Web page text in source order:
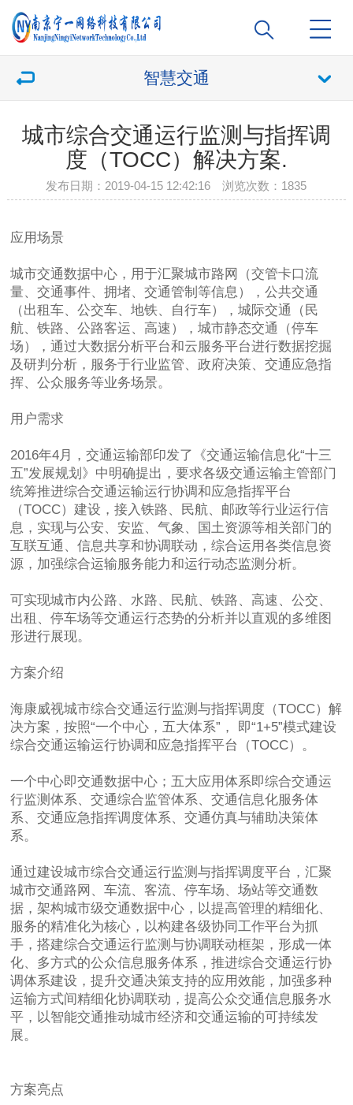
智慧交通
城市综合交通运行监测与指挥调
度（TOCC）解决方案.
发布日期：2019-04-15 12:42:16 浏览次数： 1835
应用场景
城市交通数据中心，用于汇聚城市路网（交管卡口流
量、交通事件、拥堵、交通管制等信息），公共交通
（出租车、公交车、地铁、自行车），城际交通（民
航、铁路、公路客运、高速），城市静态交通（停车
场），通过大数据分析平台和云服务平台进行数据挖掘
及研判分析，服务于行业监管、政府决策、交通应急指
挥、公众服务等业务场景。
用户需求
2016年4月，交通运输部印发了《交通运输信息化“十三
五”发展规划》中明确提出，要求各级交通运输主管部门
统筹推进综合交通运输运行协调和应急指挥平台
（TOCC）建设，接入铁路、民航、邮政等行业运行信
息，实现与公安、安监、气象、国土资源等相关部门的
互联互通、信息共享和协调联动，综合运用各类信息资
源，加强综合运输服务能力和运行动态监测分析。
可实现城市内公路、水路、民航、铁路、高速、公交、
出租、停车场等交通运行态势的分析并以直观的多维图
形进行展现。
方案介绍
海康威视城市综合交通运行监测与指挥调度（TOCC）解
决方案，按照“一个中心，五大体系”， 即“1+5”模式建设
综合交通运输运行协调和应急指挥平台（TOCC）。
一个中心即交通数据中心；五大应用体系即综合交通运
行监测体系、交通综合监管体系、交通信息化服务体
系、交通应急指挥调度体系、交通仿真与辅助决策体
系。
通过建设城市综合交通运行监测与指挥调度平台，汇聚
城市交通路网、车流、客流、停车场、场站等交通数
据，架构城市级交通数据中心，以提高管理的精细化、
服务的精准化为核心，以构建各级协同工作平台为抓
手，搭建综合交通运行监测与协调联动框架，形成一体
化、多方式的公众信息服务体系，推进综合交通运行协
调体系建设，提升交通决策支持的应用效能，加强多种
运输方式间精细化协调联动，提高公众交通信息服务水
平，以智能交通推动城市经济和交通运输的可持续发
展。
方案亮点